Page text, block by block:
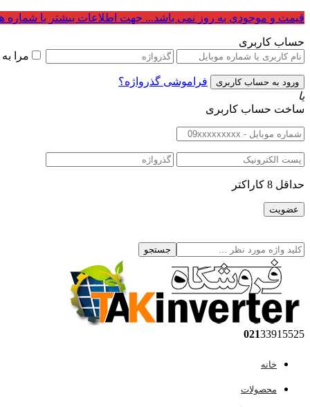
قیمت و موجودی به روز نمی باشد... جهت اطلاعات بیشتر با شماره
حساب کاربری
مرا
فراموشی گذرواژه؟
یا
ساخت حساب کاربری
حداقل 8 کاراکتر
جستجو
02133915525
خانه
محصولات